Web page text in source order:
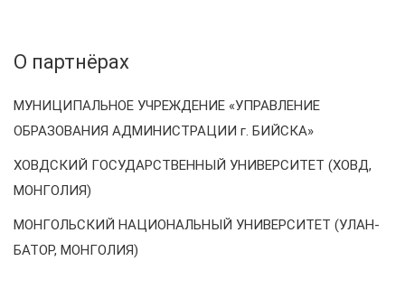
О партнёрах
МУНИЦИПАЛЬНОЕ УЧРЕЖДЕНИЕ «УПРАВЛЕНИЕ
ОБРАЗОВАНИЯ АДМИНИСТРАЦИИ г. БИЙСКА»
ХОВДСКИЙ ГОСУДАРСТВЕННЫЙ УНИВЕРСИТЕТ (ХОВД,
МОНГОЛИЯ)
МОНГОЛЬСКИЙ НАЦИОНАЛЬНЫЙ УНИВЕРСИТЕТ (УЛАН-
БАТОР, МОНГОЛИЯ)